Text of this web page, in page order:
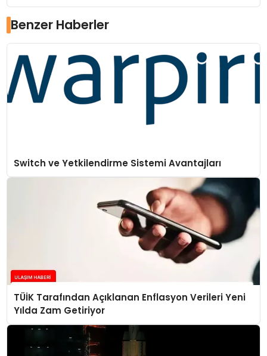
Benzer Haberler
Switch ve Yetkilendirme Sistemi Avantajları
TÜİK Tarafından Açıklanan Enflasyon Verileri Yeni
Yılda Zam Getiriyor